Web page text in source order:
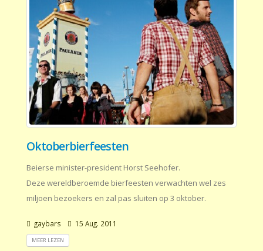
Oktoberbierfeesten
Beierse minister-president Horst Seehofer.
Deze wereldberoemde bierfeesten verwachten wel zes
miljoen bezoekers en zal pas sluiten op 3 oktober.
gaybars 15 Aug. 2011
MEER LEZEN